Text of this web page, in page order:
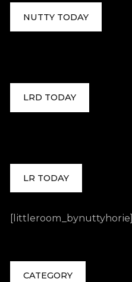
NUTTY TODAY
LRD TODAY
LR TODAY
[littleroom_bynuttyhorie]
CATEGORY